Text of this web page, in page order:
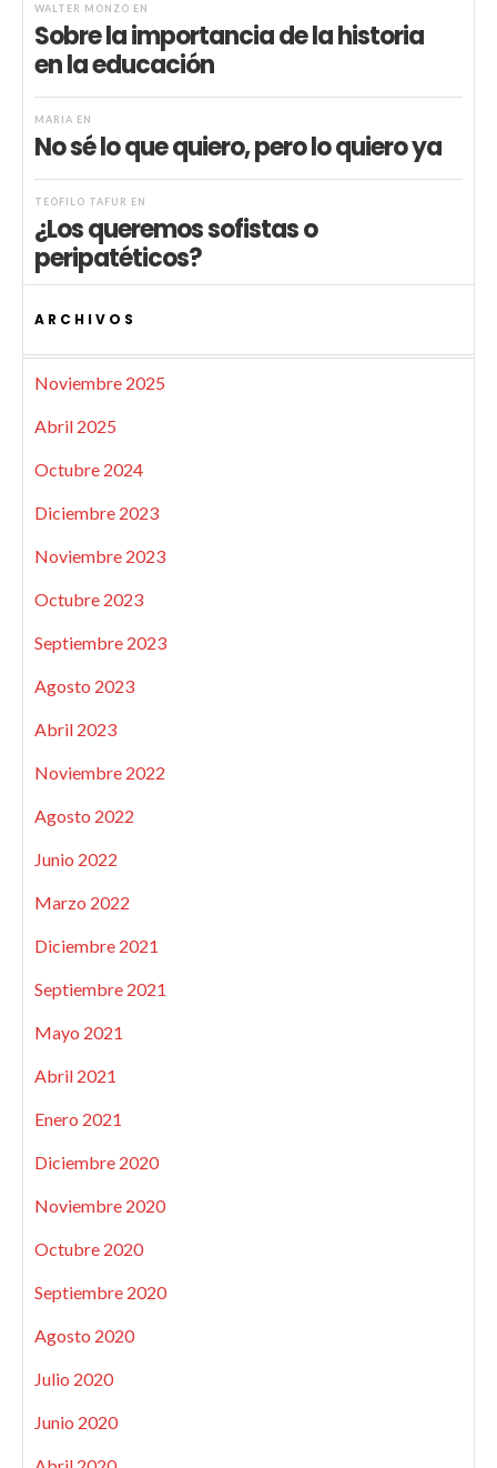
WALTER MONZÓ EN
Sobre la importancia de la historia
en la educación
MARIA EN
No sé lo que quiero, pero lo quiero ya
TEÓFILO TAFUR EN
¿Los queremos sofistas o
peripatéticos?
ARCHIVOS
Noviembre 2025
Abril 2025
Octubre 2024
Diciembre 2023
Noviembre 2023
Octubre 2023
Septiembre 2023
Agosto 2023
Abril 2023
Noviembre 2022
Agosto 2022
Junio 2022
Marzo 2022
Diciembre 2021
Septiembre 2021
Mayo 2021
Abril 2021
Enero 2021
Diciembre 2020
Noviembre 2020
Octubre 2020
Septiembre 2020
Agosto 2020
Julio 2020
Junio 2020